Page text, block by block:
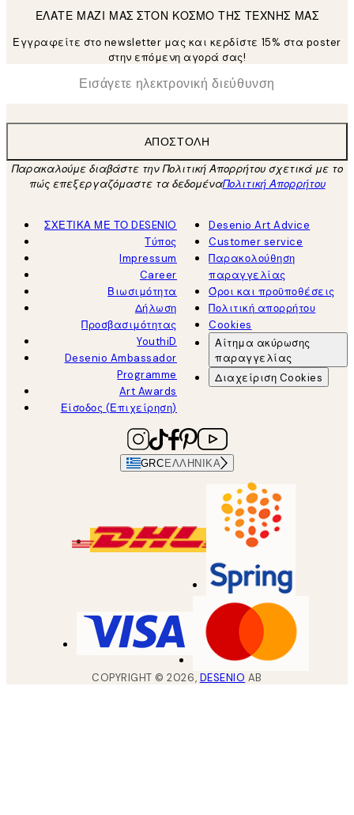
ΕΛΑΤΕ ΜΑΖΙ ΜΑΣ ΣΤΟΝ ΚΟΣΜΟ ΤΗΣ ΤΕΧΝΗΣ ΜΑΣ
Εγγραφείτε στο newsletter μας και κερδίστε 15% στα poster
στην επόμενη αγορά σας!
Ηλεκτρονική Διεύθυνση
ΑΠΟΣΤΟΛΉ
Παρακαλούμε διαβάστε την Πολιτική Απορρήτου σχετικά με το
πώς επεξεργαζόμαστε τα δεδομέναΠολιτική Απορρήτου
ΣΧΕΤΙΚΑ ΜΕ ΤΟ DESENIO
Τύπος
Impressum
Career
Βιωσιμότητα
Δήλωση
Προσβασιμότητας
YouthiD
Desenio Ambassador
Programme
Art Awards
Είσοδος (Επιχείρηση)
Desenio Art Advice
Customer service
Παρακολούθηση
παραγγελίας
Όροι και προϋποθέσεις
Πολιτική απορρήτου
Cookies
Αίτημα ακύρωσης
παραγγελίας
Διαχείριση Cookies
GRC ΕΛΛΗΝΙΚΆ
COPYRIGHT ©2026, DESENIO AB